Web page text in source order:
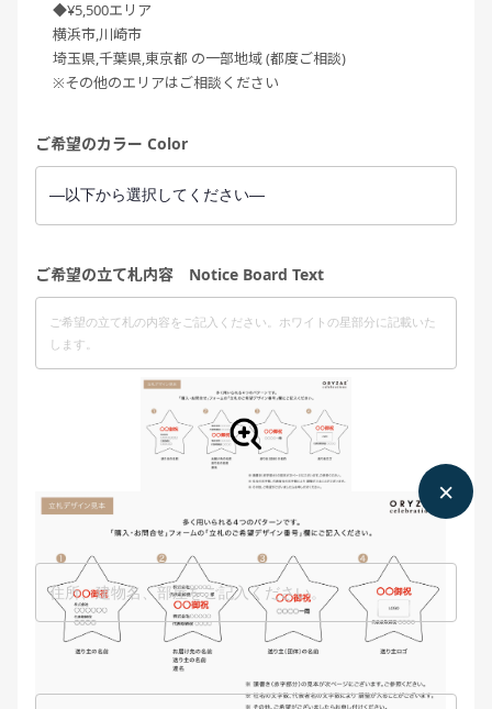
◆¥5,500エリア
横浜市,川崎市
埼玉県,千葉県,東京都 の一部地域 (都度ご相談)
※その他のエリアはご相談ください
ご希望のカラー Color
ご希望の立て札内容 Notice Board Text
お届け先 ご住所 Address
お届け先 会社名 Company